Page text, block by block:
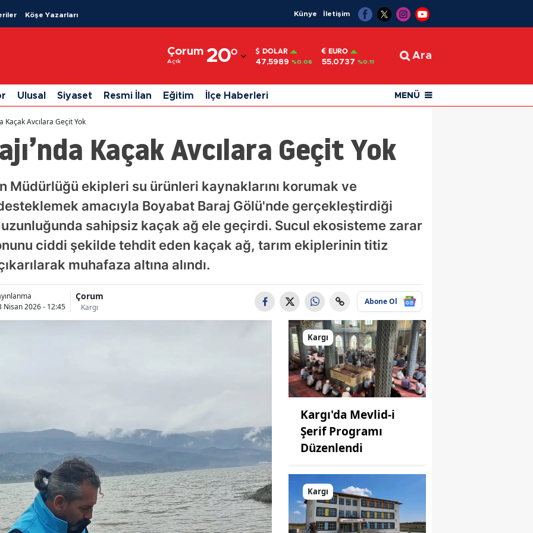
Köşe Yazarları Künye İletişim
Çorum
Açık 20°
Adıyaman
Afyonkarahisar
Ağrı
Ankara
Antalya
Artvin
Aydın
Balıkesir
Çanakkale
Çankırı
Çorum
Denizli
Diyarbakır
DOLAR
47,5989 %0.06
EURO
55,0737 %0.11
Ara
Ulusal Siyaset Resmi İlan Eğitim İlçe Haberleri MENÜ
Kaçak Avcılara Geçit Yok
Kaçak Avcılara Geçit Yok
Müdürlüğü ekipleri su ürünleri kaynaklarını korumak ve
amacıyla Boyabat Baraj Gölü'nde gerçekleştirdiği
sahipsiz kaçak ağ ele geçirdi. Sucul ekosisteme zarar
ciddi şekilde tehdit eden kaçak ağ, tarım ekiplerinin titiz
muhafaza altına alındı.
Nisan 2026 - 12:45
Çorum
Kargı
Abone Ol
Kargı
Kargı'da Mevlid-i
Şerif Programı
Düzenlendi
Kargı